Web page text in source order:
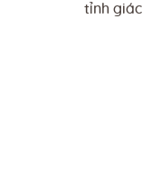
tỉnh giác